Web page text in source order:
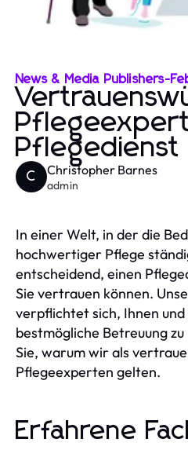
News & Media Publishers-
Pflegedienst
C Christopher Barnes
admin
In einer Welt, in der die
hochwertiger Pflege
entscheidend, einen
Sie vertrauen können.
verpflichtet sich, Ihnen
bestmögliche Betreuung
Sie, warum wir als
Pflegeexperten gelten.
Erfahrene